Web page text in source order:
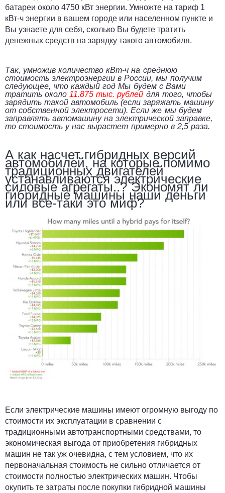
батареи около 4750 кВт энергии. Умножте на тариф 1
кВт-ч энергии в вашем городе или населенном пункте и
Вы узнаете для себя, сколько Вы будете тратить
денежных средств на зарядку такого автомобиля.
Так, умножив количество кВт-ч на среднюю
стоимость электроэнергии в России, мы получим
следующее, что каждый год Мы будем с Вами
тратить около 11.875 тыс. рублей для того, чтобы
зарядить такой автомобиль (если заряжать машину
от собственной электросети). Если же мы будем
заправлять автомашину на электрической заправке,
то стоимость у нас вырастет примерно в 2,5 раза.
А как насчет гибридных версий
автомобилей, на которые помимо
традиционных двигателей
устанавливаются электрические
силовые агрегаты..? Экономят ли
гибридные машины наши деньги
или все-таки это миф?
Если электрические машины имеют огромную выгоду по
стоимости их эксплуатации в сравнении с
традиционными автотранспортными средствами, то
экономическая выгода от приобретения гибридных
машин не так уж очевидна, с тем условием, что их
первоначальная стоимость не сильно отличается от
стоимости полностью электрических машин. Чтобы
окупить те затраты после покупки гибридной машины